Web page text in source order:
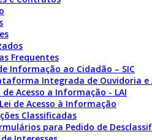
Frequentes
Informação ao Cidadão – SIC
Integrada de Ouvidoria e
de Acesso a Informação - LAI
de Acesso à Informação
Classificadas
para Pedido de